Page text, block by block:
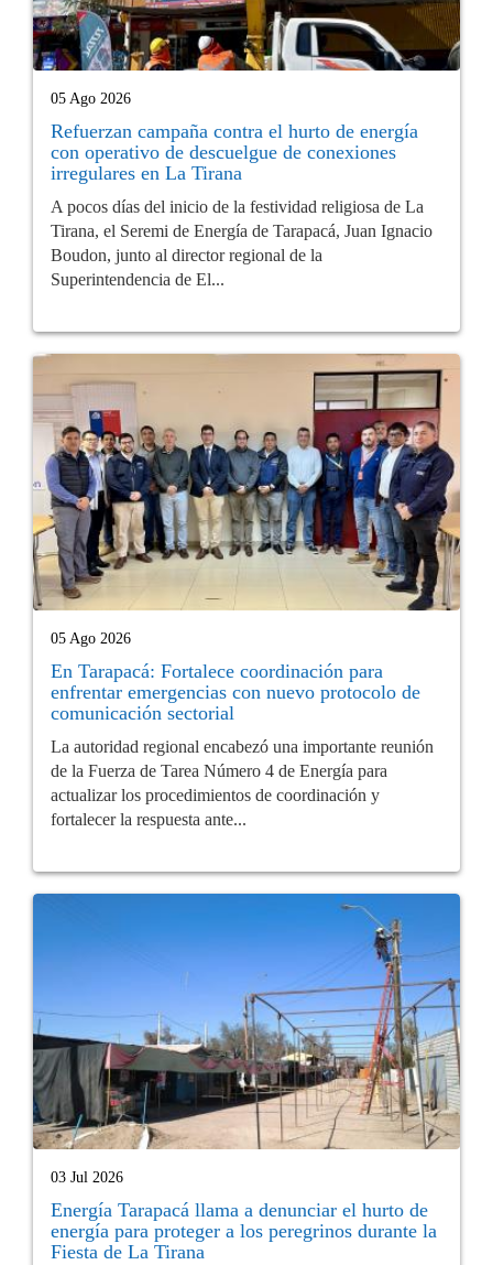
05 Ago 2026
Refuerzan campaña contra el hurto de energía
con operativo de descuelgue de conexiones
irregulares en La Tirana
A pocos días del inicio de la festividad religiosa de La
Tirana, el Seremi de Energía de Tarapacá, Juan Ignacio
Boudon, junto al director regional de la
Superintendencia de El...
05 Ago 2026
En Tarapacá: Fortalece coordinación para
enfrentar emergencias con nuevo protocolo de
comunicación sectorial
La autoridad regional encabezó una importante reunión
de la Fuerza de Tarea Número 4 de Energía para
actualizar los procedimientos de coordinación y
fortalecer la respuesta ante...
03 Jul 2026
Energía Tarapacá llama a denunciar el hurto de
energía para proteger a los peregrinos durante la
Fiesta de La Tirana